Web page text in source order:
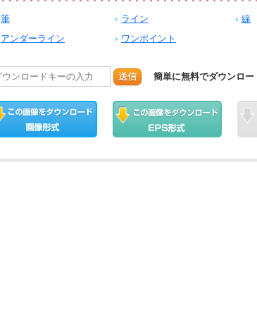
筆 ライン 線
アンダーライン
ワンポイント
送信 簡単に無料でダウンロ